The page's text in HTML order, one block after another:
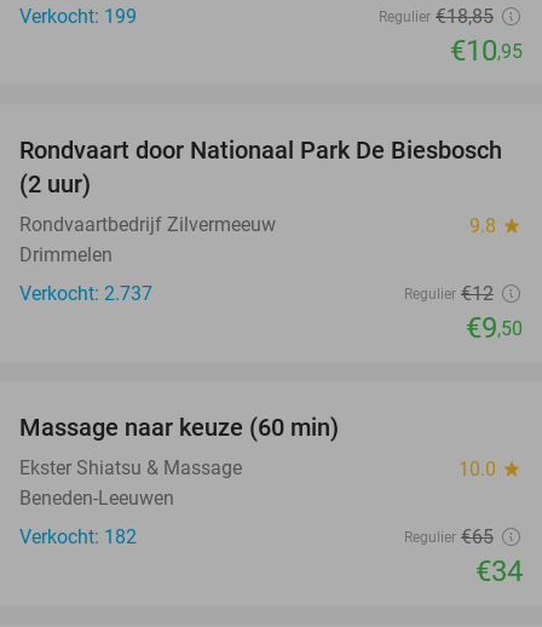
Verkocht: 199
Regulier €18,85
€10,95
21%
Rondvaart door Nationaal Park De Biesbosch
(2 uur)
Rondvaartbedrijf Zilvermeeuw 9.8 star
Drimmelen
Verkocht: 2.737
Regulier €12
€9,50
Massage naar keuze (60 min)
Ekster Shiatsu & Massage 10.0 star
Beneden-Leeuwen
Verkocht: 182
Regulier €65
€34